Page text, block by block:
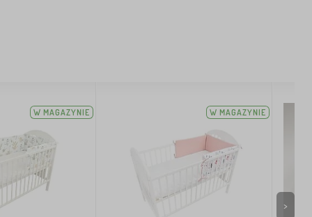
W MAGAZYNIE W MAGAZYNIE
>